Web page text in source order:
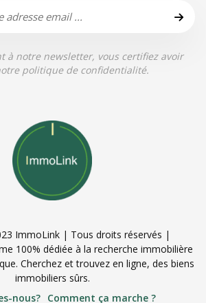
à notre newsletter, vous certifiez avoir
politique de confidentialité.
ImmoLink | Tous droits réservés |
100% dédiée à la recherche immobilière
Cherchez et trouvez en ligne, des biens
immobiliers sûrs.
nous? Comment ça marche ?